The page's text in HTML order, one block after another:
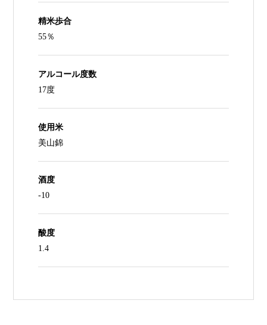
精米歩合
55％
アルコール度数
17度
使用米
美山錦
酒度
-10
酸度
1.4